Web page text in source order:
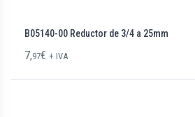
B05140-00 Reductor de 3/4 a 25mm
7,97€ + IVA